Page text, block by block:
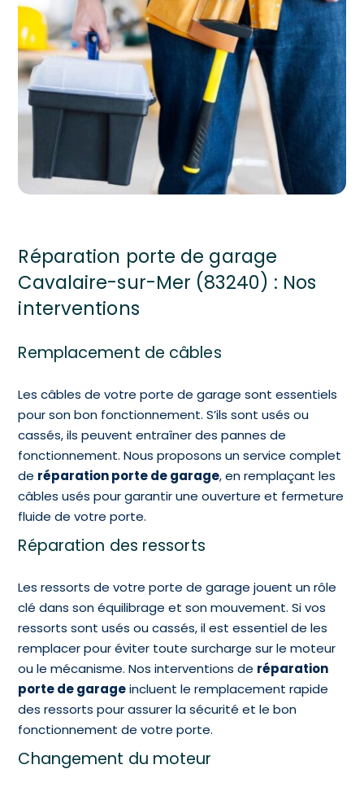
Réparation porte de garage
Cavalaire-sur-Mer (83240) : Nos
interventions
Remplacement de câbles
Les câbles de votre porte de garage sont essentiels
pour son bon fonctionnement. S’ils sont usés ou
cassés, ils peuvent entraîner des pannes de
fonctionnement. Nous proposons un service complet
de réparation porte de garage, en remplaçant les
câbles usés pour garantir une ouverture et fermeture
fluide de votre porte.
Réparation des ressorts
Les ressorts de votre porte de garage jouent un rôle
clé dans son équilibrage et son mouvement. Si vos
ressorts sont usés ou cassés, il est essentiel de les
remplacer pour éviter toute surcharge sur le moteur
ou le mécanisme. Nos interventions de réparation
porte de garageincluent le remplacement rapide
des ressorts pour assurer la sécurité et le bon
fonctionnement de votre porte.
Changement du moteur